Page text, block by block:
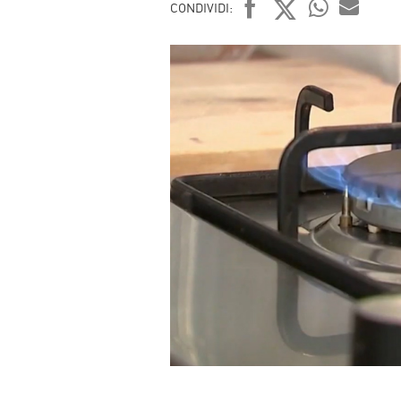
CONDIVIDI:
FACEBOOK
TWITTER
WHATSAPP
MAIL